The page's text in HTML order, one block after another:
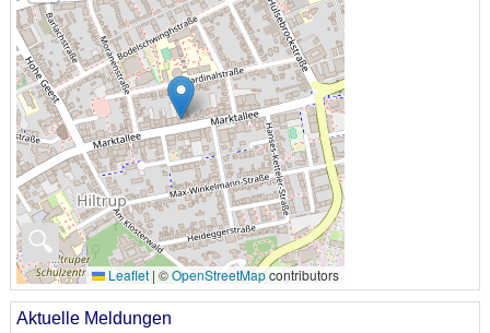
🔍
Leaflet | ©OpenStreetMapcontributors
Aktuelle Meldungen